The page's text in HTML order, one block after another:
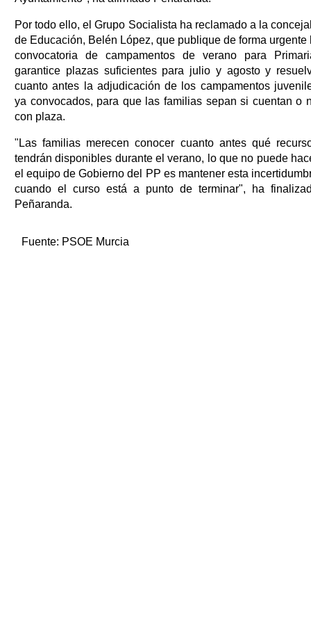
Por todo ello, el Grupo Socialista ha reclamado a la
de Educación, Belén López, que publique de forma urgente
convocatoria de campamentos de verano para
garantice plazas suficientes para julio y agosto y
cuanto antes la adjudicación de los campamentos
ya convocados, para que las familias sepan si cuentan o
con plaza.
"Las familias merecen conocer cuanto antes qué
tendrán disponibles durante el verano, lo que no puede
el equipo de Gobierno del PP es mantener esta
cuando el curso está a punto de terminar", ha
Peñaranda.
Fuente: PSOE Murcia